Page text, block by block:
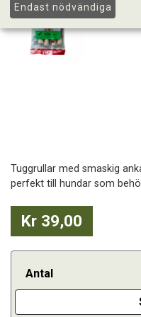
Tuggrullar med smaskig
perfekt till hundar som
Kr 39,00
Antal
Endast nödvändiga